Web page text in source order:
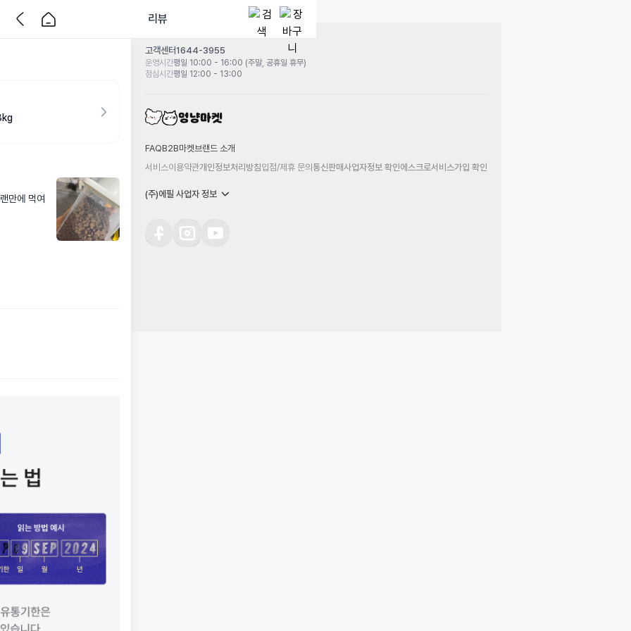
리뷰
만에 먹여
고객센터1644-3955
운영시간평일 10:00 - 16:00 (주말, 공휴일 휴무)
점심시간평일 12:00 - 13:00
FAQB2B마켓 브랜드 소개
서비스이용약관개인정보처리방침입점/제휴 문의통신판매사업자정보 확인에스크로서비스가입 확인
(주)에필 사업자 정보